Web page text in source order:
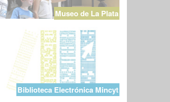
Museo de La Plata
Biblioteca Electrónica Mincyt